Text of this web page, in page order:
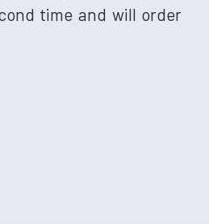
time and will order